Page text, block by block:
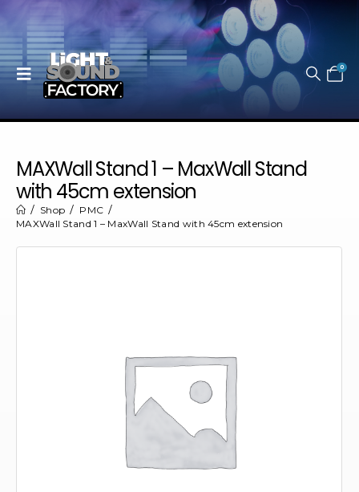
0
MAXWall Stand 1 – MaxWall Stand
with 45cm extension
Shop
PMC
MAXWall Stand 1 – MaxWall Stand with 45cm extension